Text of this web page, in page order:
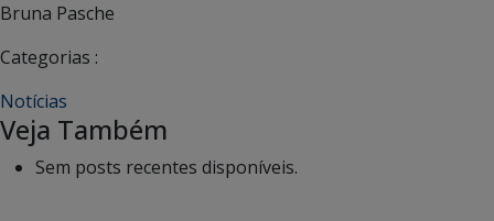
Bruna Pasche
Categorias :
Notícias
Veja Também
Sem posts recentes disponíveis.